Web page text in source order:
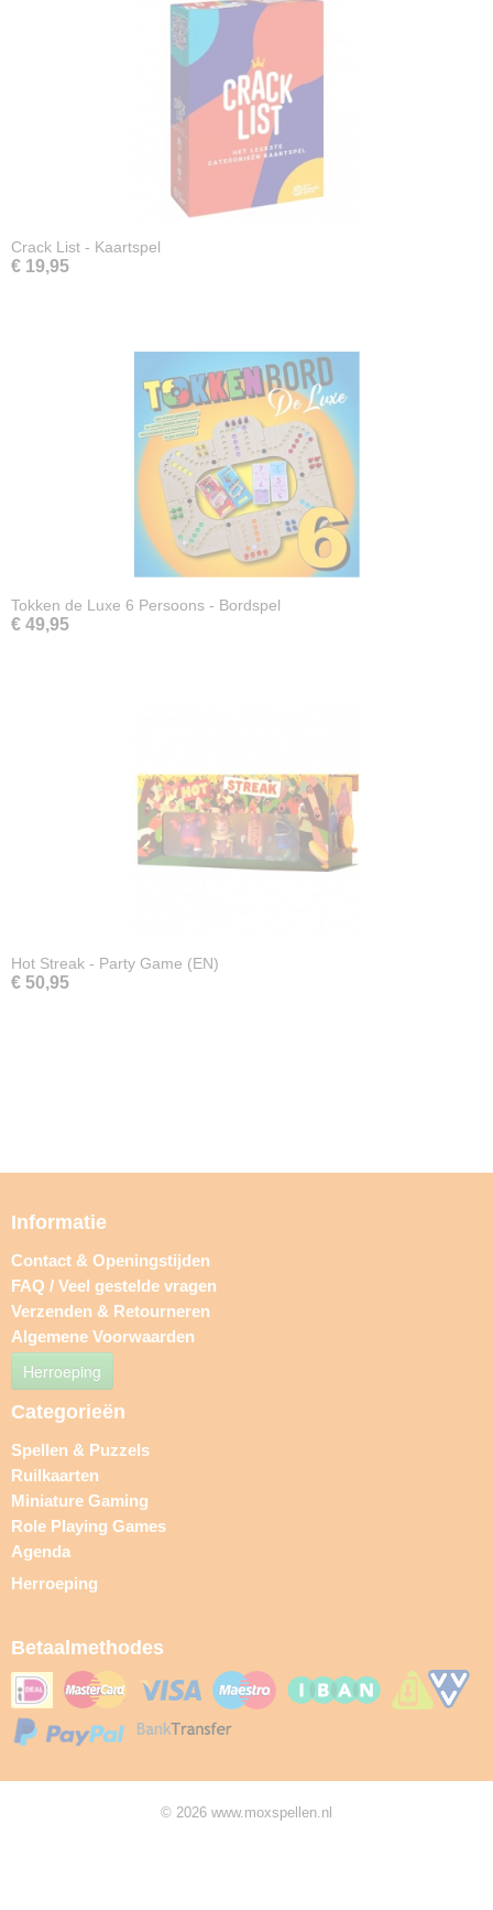
Crack List - Kaartspel
€ 19,95
Tokken de Luxe 6 Persoons - Bordspel
€ 49,95
Hot Streak - Party Game (EN)
€ 50,95
Informatie
Contact & Openingstijden
FAQ / Veel gestelde vragen
Verzenden & Retourneren
Algemene Voorwaarden
Herroeping
Categorieën
Spellen & Puzzels
Ruilkaarten
Miniature Gaming
Role Playing Games
Agenda
Herroeping
Betaalmethodes
© 2026 www.moxspellen.nl